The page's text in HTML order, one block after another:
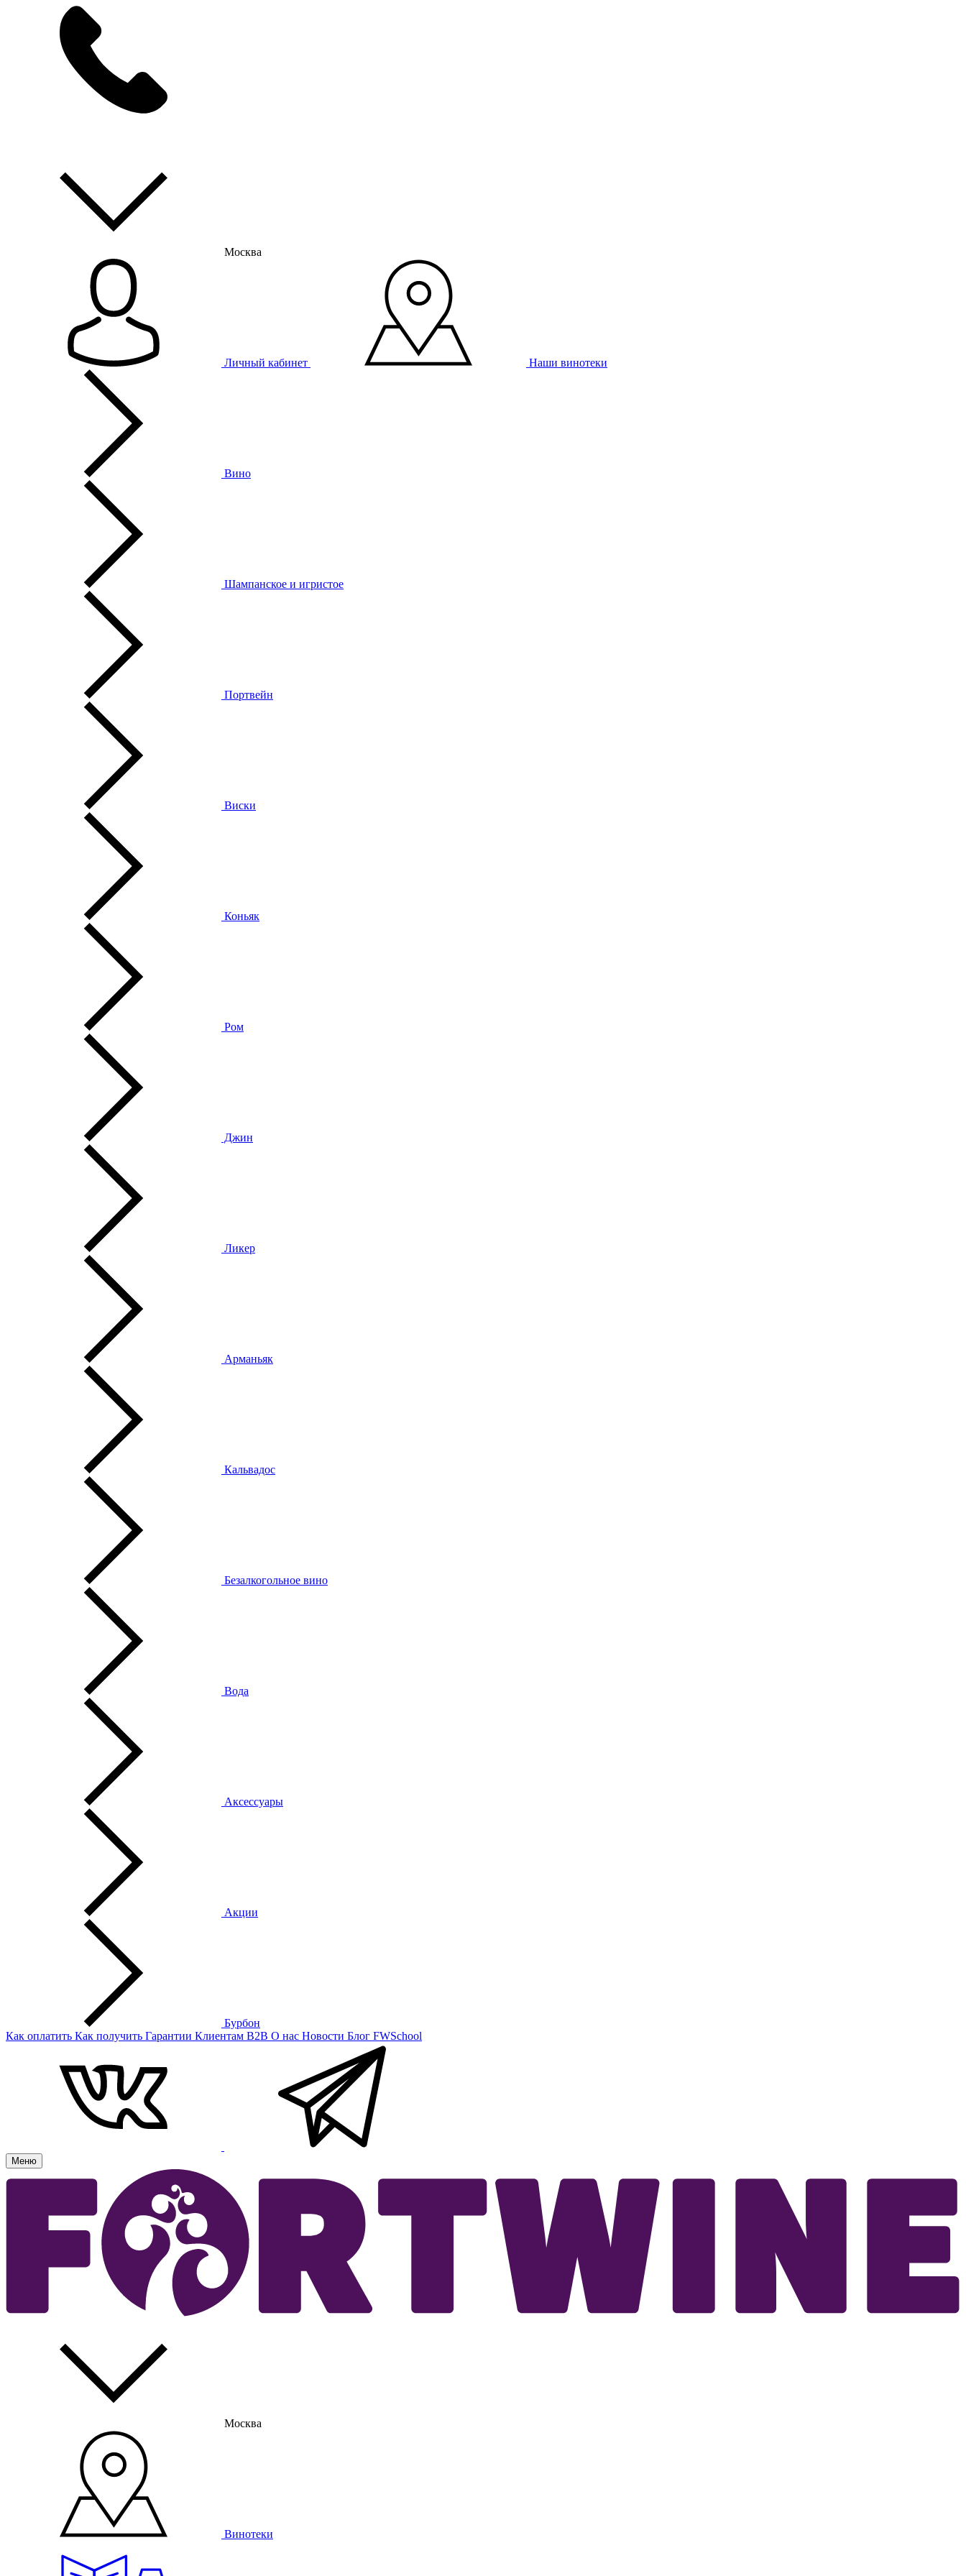
Москва
Личный кабинет Наши винотеки
Вино
Шампанское и игристое
Портвейн
Виски
Коньяк
Ром
Джин
Ликер
Арманьяк
Кальвадос
Безалкогольное вино
Вода
Аксессуары
Акции
Бурбон
Как оплатить Как получить Гарантии Клиентам B2B О нас Новости Блог FWSchool
Меню
Москва
Винотеки